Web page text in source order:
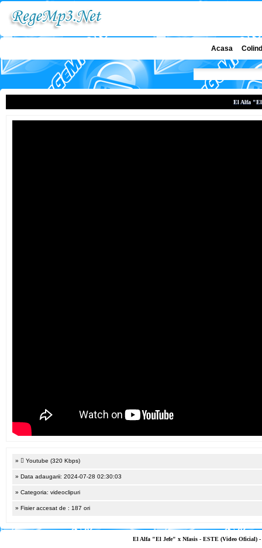
Acasa
El Alfa "El
» Youtube (320 Kbps)
» Data adaugarii: 2024-07-28 02:30:03
» Categoria: videoclipuri
» Fisier accesat de : 187 ori
El Alfa "El Jefe" x Nfasis - ESTE (Video Oficial) -